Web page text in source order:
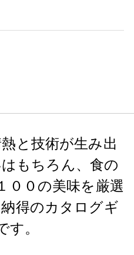
と技術が生み出
もちろん、食の
００の美味を厳選
得のカタログギ
す。